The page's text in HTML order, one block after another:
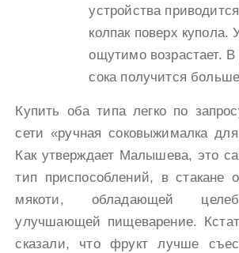
устройства
колпак поверх купола.
ощутимо возрастает. В
сока получится
Купить оба типа легко по
сети «ручная соковыжималка
Как утверждает Малышева, это
тип приспособлений, в стакане
мякоти, обладающей
улучшающей пищеварение.
сказали, что фрукт лучше